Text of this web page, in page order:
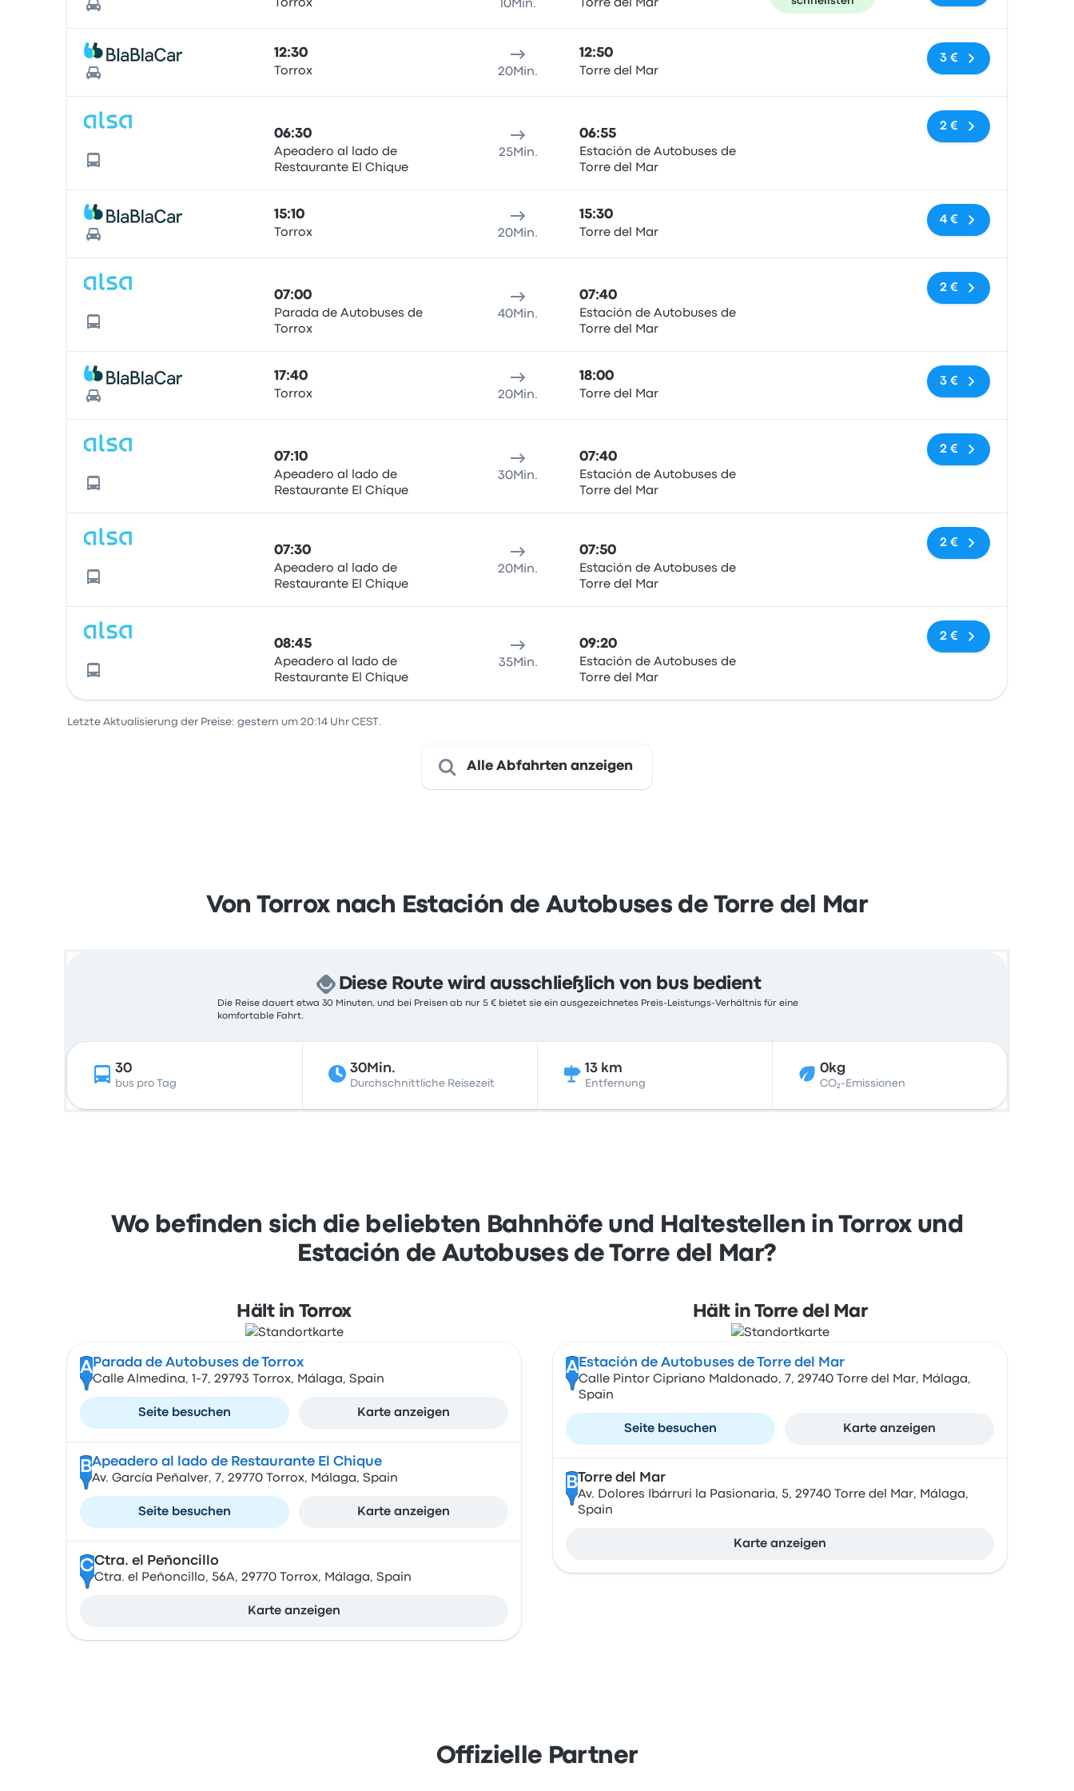
Torrox 10Min. Torre del Mar
12:30
Torrox 20Min.
12:50
Torre del Mar
Keine Tags
3 €
06:30
Apeadero al lado de
Restaurante El Chique
25Min.
06:55
Estación de Autobuses de
Torre del Mar
Keine Tags
2 €
15:10
Torrox 20Min.
15:30
Torre del Mar
Keine Tags
4 €
07:00
Parada de Autobuses de
Torrox
40Min.
07:40
Estación de Autobuses de
Torre del Mar
Keine Tags
2 €
17:40
Torrox 20Min.
18:00
Torre del Mar
Keine Tags
3 €
07:10
Apeadero al lado de
Restaurante El Chique
30Min.
07:40
Estación de Autobuses de
Torre del Mar
Keine Tags
2 €
07:30
Apeadero al lado de
Restaurante El Chique
20Min.
07:50
Estación de Autobuses de
Torre del Mar
Keine Tags
2 €
08:45
Apeadero al lado de
Restaurante El Chique
35Min.
09:20
Estación de Autobuses de
Torre del Mar
Keine Tags
2 €
Letzte Aktualisierung der Preise: gestern um 20:14 Uhr CEST.
Alle Abfahrten anzeigen
Von Torrox nach Estación de Autobuses de Torre del Mar
Diese Route wird ausschließlich von bus bedient
Die Reise dauert etwa 30 Minuten, und bei Preisen ab nur 5 € bietet sie ein ausgezeichnetes Preis-Leistungs-Verhältnis für eine
komfortable Fahrt.
30
bus pro Tag
30Min.
Durchschnittliche Reisezeit
13 km
Entfernung
0kg
CO₂-Emissionen
Wo befinden sich die beliebten Bahnhöfe und Haltestellen in Torrox und
Estación de Autobuses de Torre del Mar?
Hält in Torrox
A Parada de Autobuses de Torrox
Calle Almedina, 1-7, 29793 Torrox, Málaga, Spain
Seite besuchen Karte anzeigen
BApeadero al lado de Restaurante El Chique
Av. García Peñalver, 7, 29770 Torrox, Málaga, Spain
Seite besuchen Karte anzeigen
CCtra. el Peñoncillo
Ctra. el Peñoncillo, 56A, 29770 Torrox, Málaga, Spain
Karte anzeigen
Hält in Torre del Mar
A Estación de Autobuses de Torre del Mar
Calle Pintor Cipriano Maldonado, 7, 29740 Torre del Mar, Málaga,
Spain
Seite besuchen Karte anzeigen
B Torre del Mar
Av. Dolores Ibárruri la Pasionaria, 5, 29740 Torre del Mar, Málaga,
Spain
Karte anzeigen
Offizielle Partner